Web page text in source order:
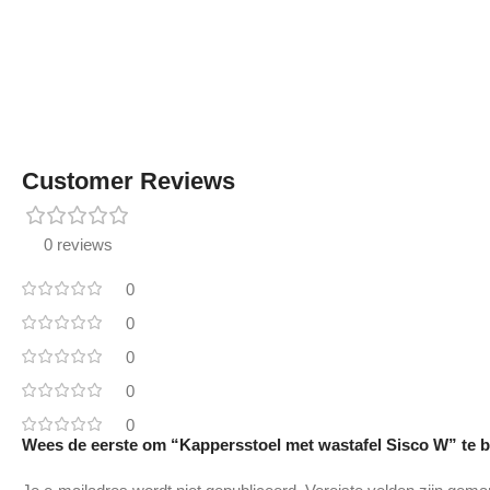
Customer Reviews
0 reviews
0
0
0
0
0
Wees de eerste om “Kappersstoel met wastafel Sisco W” te